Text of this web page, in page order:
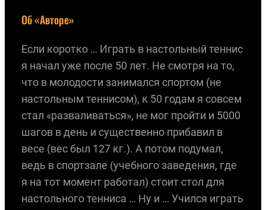
Об «Авторе»
Если коротко … Играть в настольный теннис
я начал уже после 50 лет. Не смотря на то,
что в молодости занимался спортом (не
настольным теннисом), к 50 годам я совсем
стал «разваливаться», не мог пройти и 5000
шагов в день и существенно прибавил в
весе (вес был 127 кг.). А потом подумал,
ведь в спортзале (учебного заведения, где
я на тот момент работал) стоит стол для
настольного тенниса … Ну и … Учился играть